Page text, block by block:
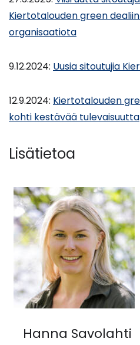
Kiertotalouden green
organisaatiota
9.12.2024: Uusia sitoutujia
12.9.2024: Kiertotalouden
kohti kestävää tulevaisuutta
Lisätietoa
Hanna Savolahti